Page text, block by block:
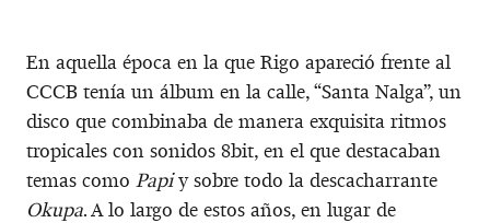
En aquella época en la que Rigo apareció frente al
CCCB tenía un álbum en la calle, “Santa Nalga”, un
disco que combinaba de manera exquisita ritmos
tropicales con sonidos 8bit, en el que destacaban
temas como Papiy sobre todo la descacharrante
Okupa. A lo largo de estos años, en lugar de